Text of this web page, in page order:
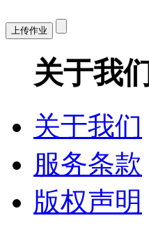
上传作业
关于我们
关于我们
服务条款
版权声明